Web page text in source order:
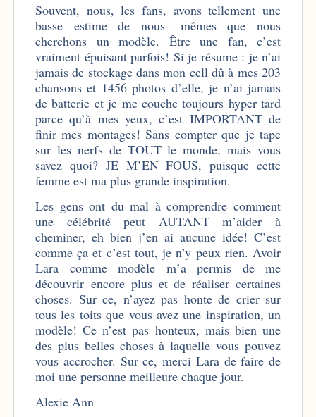
Souvent, nous, les fans, avons tellement une
basse estime de nous- mêmes que nous
cherchons un modèle. Être une fan, c’est
vraiment épuisant parfois! Si je résume : je n’ai
jamais de stockage dans mon cell dû à mes 203
chansons et 1456 photos d’elle, je n’ai jamais
de batterie et je me couche toujours hyper tard
parce qu’à mes yeux, c’est IMPORTANT de
finir mes montages! Sans compter que je tape
sur les nerfs de TOUT le monde, mais vous
savez quoi? JE M’EN FOUS, puisque cette
femme est ma plus grande inspiration.
Les gens ont du mal à comprendre comment
une célébrité peut AUTANT m’aider à
cheminer, eh bien j’en ai aucune idée! C’est
comme ça et c’est tout, je n’y peux rien. Avoir
Lara comme modèle m’a permis de me
découvrir encore plus et de réaliser certaines
choses. Sur ce, n’ayez pas honte de crier sur
tous les toits que vous avez une inspiration, un
modèle! Ce n’est pas honteux, mais bien une
des plus belles choses à laquelle vous pouvez
vous accrocher. Sur ce, merci Lara de faire de
moi une personne meilleure chaque jour.
Alexie Ann